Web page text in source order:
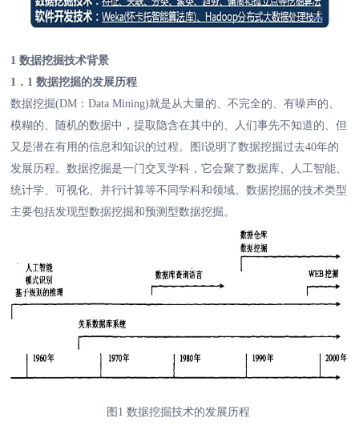
1 数据挖掘技术背景
1．1 数据挖掘的发展历程
数据挖掘(DM：Data Mining)就是从大量的、不完全的、有噪声的、
模糊的、随机的数据中，提取隐含在其中的、人们事先不知道的、但
又是潜在有用的信息和知识的过程。图l说明了数据挖掘过去40年的
发展历程。数据挖掘是一门交叉学科，它会聚了数据库、人工智能、
统计学、可视化、并行计算等不同学科和领域。数据挖掘的技术类型
主要包括发现型数据挖掘和预测型数据挖掘。
图1 数据挖掘技术的发展历程